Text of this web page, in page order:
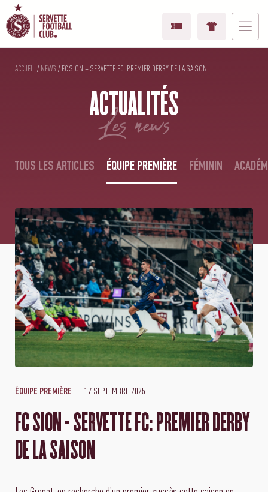
ACCUEIL /NEWS /FC SION – SERVETTE FC: PREMIER DERBY DE LA SAISON
ACTUALITÉS
les news
TOUS LES ARTICLES ÉQUIPE PREMIÈRE FÉMININ
ÉQUIPE PREMIÈRE 17 SEPTEMBRE 2025
FC SION - SERVETTE FC: PREMIER DERBY
DE LA SAISON